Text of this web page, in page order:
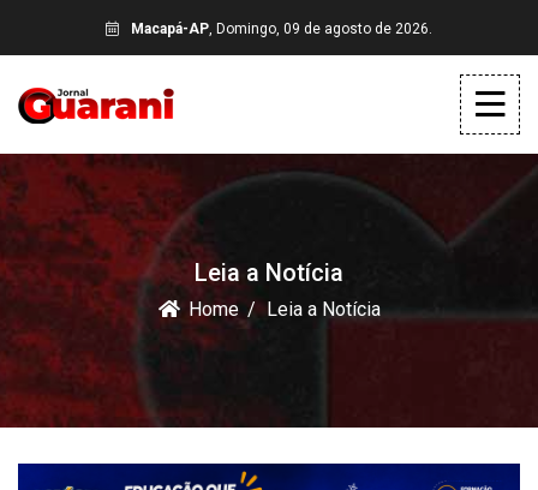
Macapá-AP, Domingo, 09 de agosto de 2026.
Leia a Notícia
Home Leia a Notícia